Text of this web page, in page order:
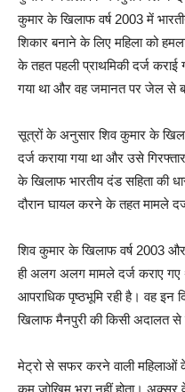
कुमार के खिलाफ वर्ष 2003 में
शिकार बनाने के लिए महिला को
के तहत पहली प्राथमिकी दर्ज
गया था और वह जमानत पर जेल से
सूत्रों के अनुसार शिव कुमार के
दर्ज कराया गया था और उसे
के खिलाफ भारतीय दंड सहिता की
दौरान घायल करने के तहत मामले
शिव कुमार के खिलाफ वर्ष 2003
ही अलग अलग मामले दर्ज कराए गए
आपराधिक पृष्ठभूमि रही है। वह इन
खिलाफ मैनपुरी की किसी अदालत से
मेट्रो से सफर करने वाली महिलाओं
कम जोखिम भरा नहीं होता।